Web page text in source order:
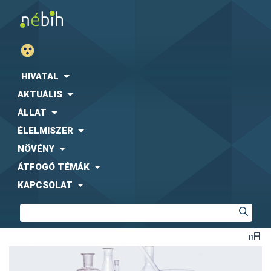
HIVATAL
AKTUÁLIS
ÁLLAT
ÉLELMISZER
NÖVÉNY
ÁTFOGÓ TÉMÁK
KAPCSOLAT